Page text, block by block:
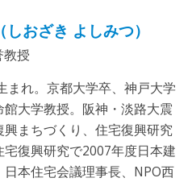
おざき よしみつ）
教授
まれ。京都大学卒、神戸大学
大学教授。阪神・淡路大震
興まちづくり、住宅復興研究
宅復興研究で2007年度日本建
本住宅会議理事長、NPO西